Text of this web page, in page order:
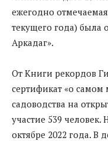
ежегодно
текущего года) была
Аркадаг».
От Книги рекордов
сертификат «о
садоводства на
участие 539
октябре 2022 года. В